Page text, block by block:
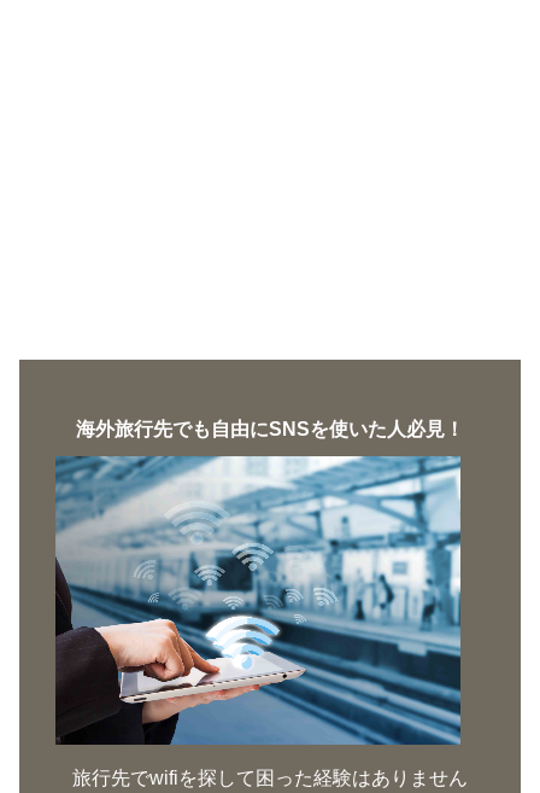
海外旅行先でも自由にSNSを使いた人必見！
旅行先でwifiを探して困った経験はありません